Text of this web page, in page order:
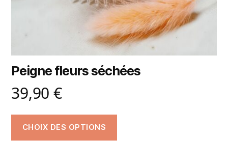
Peigne fleurs séchées
39,90 €
CHOIX DES OPTIONS